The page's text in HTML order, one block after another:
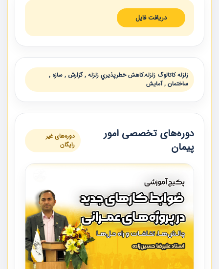
دریافت فایل
زلزله كاتالوگ زلزله.كاهش خطرپذيري زلزله , گزارش , سازه ,
ساختمان , آمايش
دوره‌های تخصصی امور
پیمان
دوره‌های غیر
رایگان